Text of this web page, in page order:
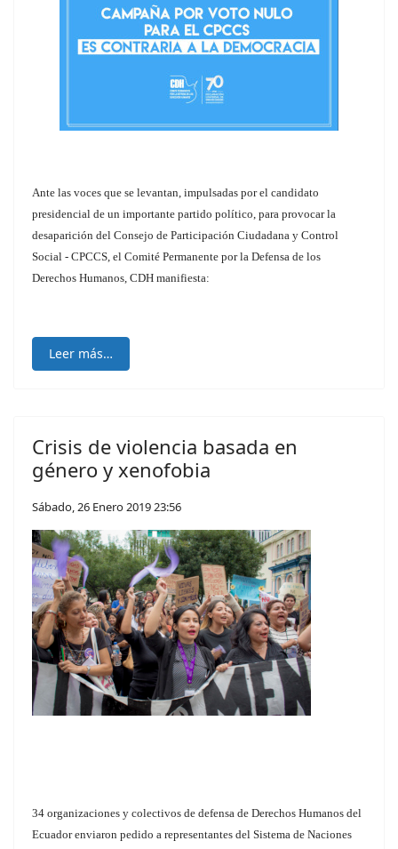
Ante las voces que se levantan, impulsadas por el candidato
presidencial de un importante partido político, para provocar la
desaparición del Consejo de Participación Ciudadana y Control
Social - CPCCS, el Comité Permanente por la Defensa de los
Derechos Humanos, CDH manifiesta:
Leer más…
Crisis de violencia basada en
género y xenofobia
Sábado, 26 Enero 2019 23:56
34 organizaciones y colectivos de defensa de Derechos Humanos del
Ecuador enviaron pedido a representantes del Sistema de Naciones